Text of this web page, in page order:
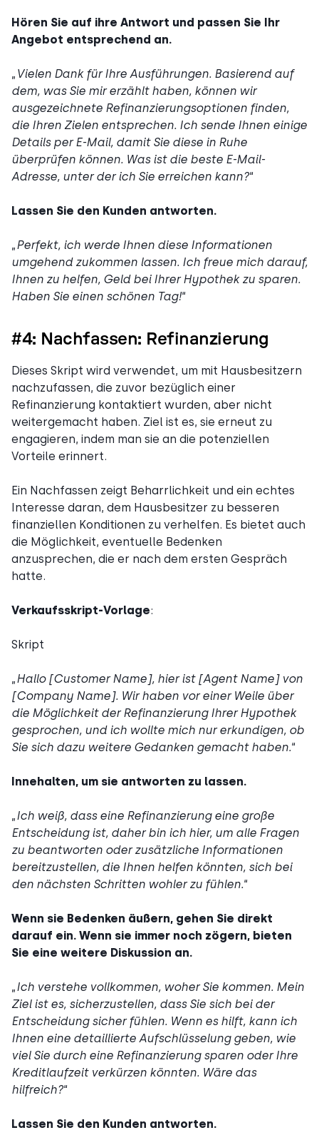
Hören Sie auf ihre Antwort und passen Sie Ihr
Angebot entsprechend an.
„ Vielen Dank für Ihre Ausführungen. Basierend auf
dem, was Sie mir erzählt haben, können wir
ausgezeichnete Refinanzierungsoptionen finden,
die Ihren Zielen entsprechen. Ich sende Ihnen einige
Details per E-Mail, damit Sie diese in Ruhe
überprüfen können. Was ist die beste E-Mail-
Adresse, unter der ich Sie erreichen kann?“
Lassen Sie den Kunden antworten.
„Perfekt, ich werde Ihnen diese Informationen
umgehend zukommen lassen. Ich freue mich darauf,
Ihnen zu helfen, Geld bei Ihrer Hypothek zu sparen.
Haben Sie einen schönen Tag!“
#4: Nachfassen: Refinanzierung
Dieses Skript wird verwendet, um mit Hausbesitzern
nachzufassen, die zuvor bezüglich einer
Refinanzierung kontaktiert wurden, aber nicht
weitergemacht haben. Ziel ist es, sie erneut zu
engagieren, indem man sie an die potenziellen
Vorteile erinnert.
Ein Nachfassen zeigt Beharrlichkeit und ein echtes
Interesse daran, dem Hausbesitzer zu besseren
finanziellen Konditionen zu verhelfen. Es bietet auch
die Möglichkeit, eventuelle Bedenken
anzusprechen, die er nach dem ersten Gespräch
hatte.
Verkaufsskript-Vorlage:
Skript
„Hallo [Customer Name], hier ist [Agent Name] von
[Company Name]. Wir haben vor einer Weile über
die Möglichkeit der Refinanzierung Ihrer Hypothek
gesprochen, und ich wollte mich nur erkundigen, ob
Sie sich dazu weitere Gedanken gemacht haben.“
Innehalten, um sie antworten zu lassen.
„Ich weiß, dass eine Refinanzierung eine große
Entscheidung ist, daher bin ich hier, um alle Fragen
zu beantworten oder zusätzliche Informationen
bereitzustellen, die Ihnen helfen könnten, sich bei
den nächsten Schritten wohler zu fühlen.“
Wenn sie Bedenken äußern, gehen Sie direkt
darauf ein. Wenn sie immer noch zögern, bieten
Sie eine weitere Diskussion an.
„Ich verstehe vollkommen, woher Sie kommen. Mein
Ziel ist es, sicherzustellen, dass Sie sich bei der
Entscheidung sicher fühlen. Wenn es hilft, kann ich
Ihnen eine detaillierte Aufschlüsselung geben, wie
viel Sie durch eine Refinanzierung sparen oder Ihre
Kreditlaufzeit verkürzen könnten. Wäre das
hilfreich?“
Lassen Sie den Kunden antworten.